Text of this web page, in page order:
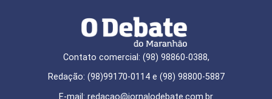
Contato comercial: (98) 98860-0388,
Redação: (98)99170-0114 e (98) 98800-5887
E-mail: redaçao@jornalodebate.com.br